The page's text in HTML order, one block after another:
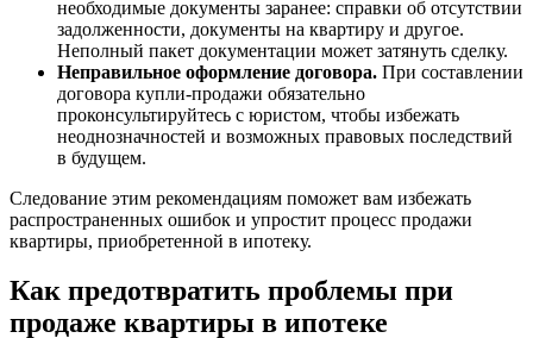
необходимые документы заранее: справки об отсутствии
задолженности, документы на квартиру и другое.
Неполный пакет документации может затянуть сделку.
Неправильное оформление договора. При составлении
договора купли-продажи обязательно
проконсультируйтесь с юристом, чтобы избежать
неоднозначностей и возможных правовых последствий
в будущем.
Следование этим рекомендациям поможет вам избежать
распространенных ошибок и упростит процесс продажи
квартиры, приобретенной в ипотеку.
Как предотвратить проблемы при
продаже квартиры в ипотеке